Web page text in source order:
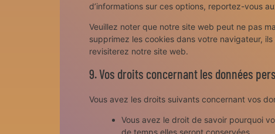
d’informations sur ces options, reportez-vous
Veuillez noter que notre site web peut ne pas
supprimez les cookies dans votre navigateur,
revisiterez notre site web.
9. Vos droits concernant les données
Vous avez les droits suivants concernant vos
Vous avez le droit de savoir pourquoi